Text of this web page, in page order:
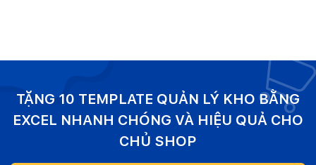
TẶNG 10 TEMPLATE QUẢN LÝ KHO BẰNG
EXCEL NHANH CHÓNG VÀ HIỆU QUẢ CHO
CHỦ SHOP